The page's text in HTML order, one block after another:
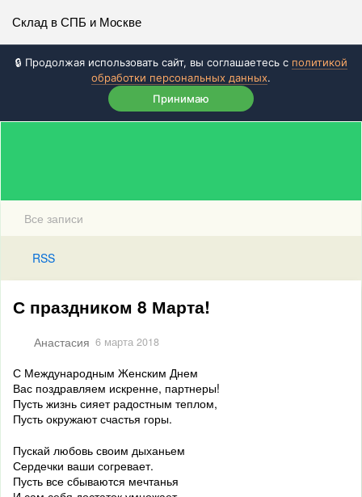
🔒 Продолжая использовать сайт, вы соглашаетесь с политикой
обработки персональных данных.
Принимаю
Склад в СПБ и Москве
Все записи
RSS
С праздником 8 Марта!
Анастасия 6 марта 2018
С Международным Женским Днем
Вас поздравляем искренне, партнеры!
Пусть жизнь сияет радостным теплом,
Пусть окружают счастья горы.
Пускай любовь своим дыханьем
Сердечки ваши согревает.
Пусть все сбываются мечтанья